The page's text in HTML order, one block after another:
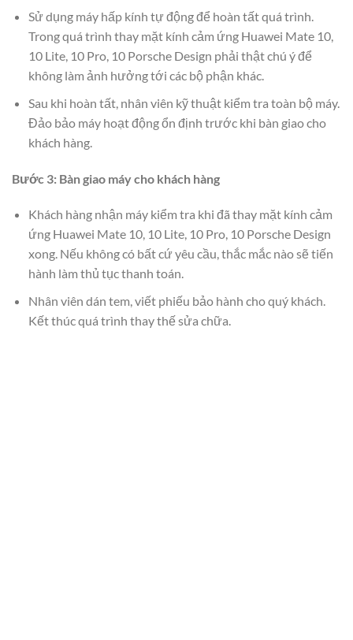
Sử dụng máy hấp kính tự động để hoàn tất quá trình.
Trong quá trình thay mặt kính cảm ứng Huawei Mate 10,
10 Lite, 10 Pro, 10 Porsche Design phải thật chú ý để
không làm ảnh hưởng tới các bộ phận khác.
Sau khi hoàn tất, nhân viên kỹ thuật kiểm tra toàn bộ máy.
Đảo bảo máy hoạt động ổn định trước khi bàn giao cho
khách hàng.
Bước 3: Bàn giao máy cho khách hàng
Khách hàng nhận máy kiểm tra khi đã thay mặt kính cảm
ứng Huawei Mate 10, 10 Lite, 10 Pro, 10 Porsche Design
xong. Nếu không có bất cứ yêu cầu, thắc mắc nào sẽ tiến
hành làm thủ tục thanh toán.
Nhân viên dán tem, viết phiếu bảo hành cho quý khách.
Kết thúc quá trình thay thế sửa chữa.